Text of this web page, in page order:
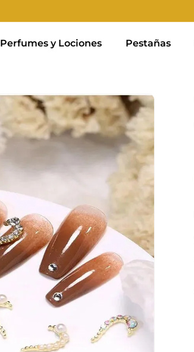
Perfumes y Lociones Pestañas